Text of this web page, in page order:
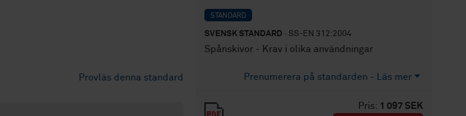
Provläs denna standard
STANDARD
SVENSK STANDARD · SS-EN 312:2004
Spånskivor - Krav i olika användningar
Prenumerera på standarden - Läs mer
Pris: 1 097 SEK